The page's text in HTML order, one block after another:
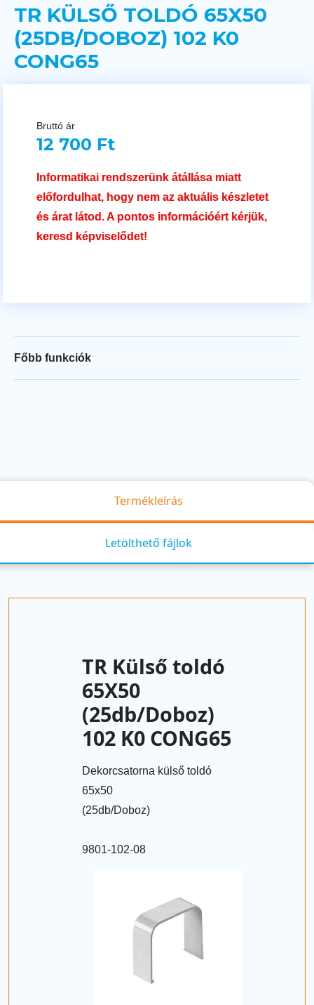
TR KÜLSŐ TOLDÓ 65X50
(25DB/DOBOZ) 102 K0
CONG65
Bruttó ár
12 700 Ft
Informatikai rendszerünk átállása miatt
előfordulhat, hogy nem az aktuális készletet
és árat látod. A pontos információért kérjük,
keresd képviselődet!
Főbb funkciók
Termékleírás
Letölthető fájlok
TR Külső toldó
65X50
(25db/Doboz)
102 K0 CONG65
Dekorcsatorna külső toldó
65x50
(25db/Doboz)
9801-102-08